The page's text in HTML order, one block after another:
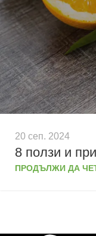
20 сеп. 2024
8 ползи и
ПРОДЪЛЖИ ДА